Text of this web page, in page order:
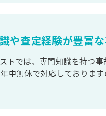
や査定経験が豊富
トでは、専門知識を持つ
中無休で対応しておりま